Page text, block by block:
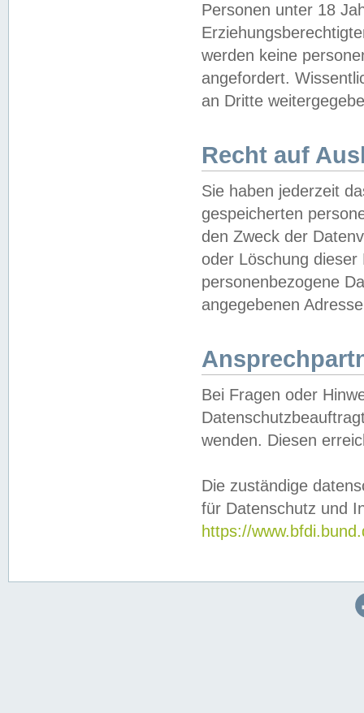
Personen unter 18
werden keine
angefordert.
an Dritte
Recht auf
Sie haben jederzeit
gespeicherten
den Zweck der
oder Löschung
personenbezogene
angegebenen
Bei Fragen oder
wenden. Diesen
Die zuständige
für Datenschutz und
https://